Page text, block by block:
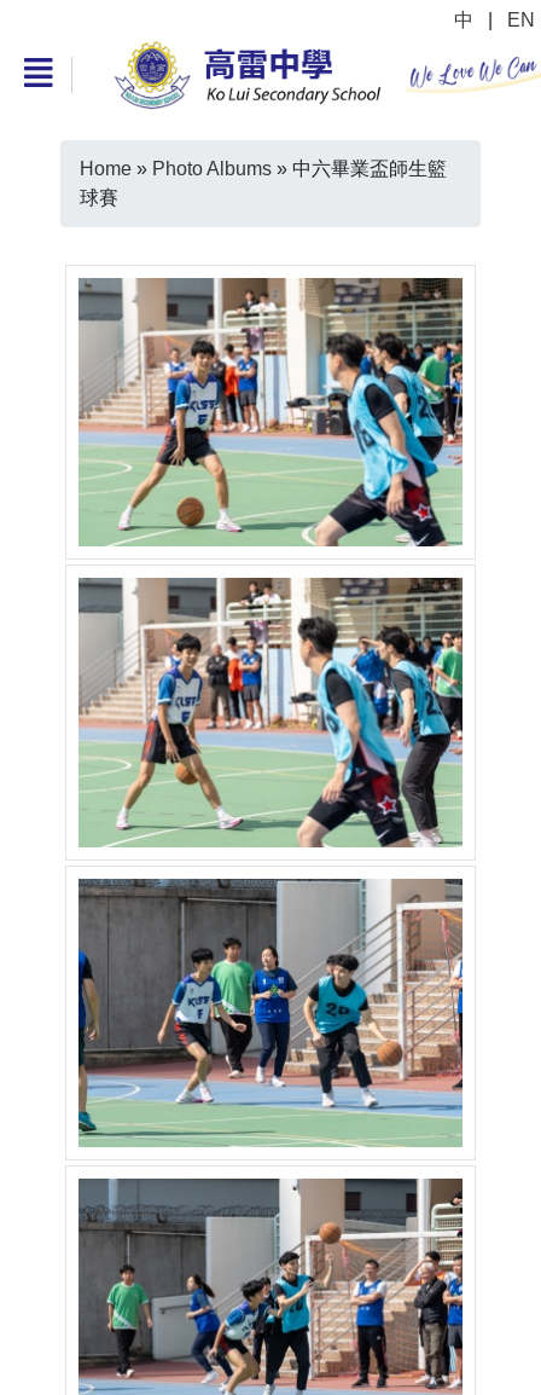
中 EN
Home » Photo Albums » 中六畢業盃師生籃
球賽